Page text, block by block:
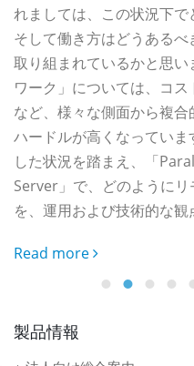
れましては、この状況下で
そして働き方はどうある
取り組まれているかと思
ワーク」については、コ
など、様々な側面から複
ハードルが高くなってい
した状況を踏まえ、「
Server」で、どのように
を、運用および技術的な観
Read more
製品情報